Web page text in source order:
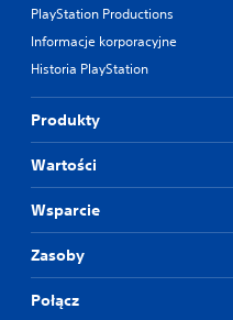
PlayStation Productions
Informacje korporacyjne
Historia PlayStation
Produkty
Wartości
Wsparcie
Zasoby
Połącz